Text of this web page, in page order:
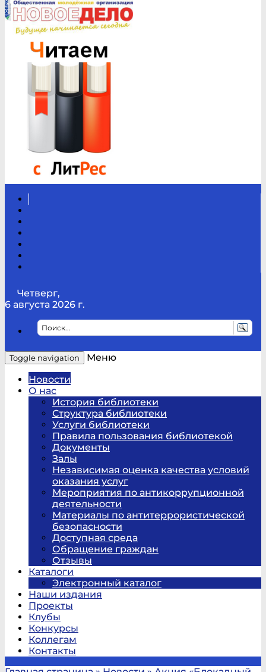
Четверг,
6 августа 2026 г.
Toggle navigation
Меню
Новости
О нас
История библиотеки
Структура библиотеки
Услуги библиотеки
Правила пользования библиотекой
Документы
Залы
Независимая оценка качества условий
оказания услуг
Мероприятия по антикоррупционной
деятельности
Материалы по антитеррористической
безопасности
Доступная среда
Обращение граждан
Отзывы
Каталоги
Электронный каталог
Наши издания
Проекты
Клубы
Конкурсы
Коллегам
Контакты